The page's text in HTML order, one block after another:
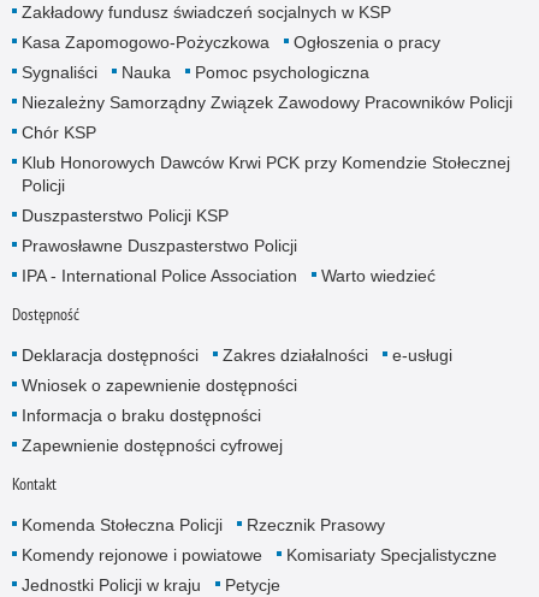
Zakładowy fundusz świadczeń socjalnych w KSP
Kasa Zapomogowo-Pożyczkowa
Ogłoszenia o pracy
Sygnaliści
Nauka
Pomoc psychologiczna
Niezależny Samorządny Związek Zawodowy Pracowników Policji
Chór KSP
Klub Honorowych Dawców Krwi PCK przy Komendzie Stołecznej
Policji
Duszpasterstwo Policji KSP
Prawosławne Duszpasterstwo Policji
IPA - International Police Association
Warto wiedzieć
Dostępność
Deklaracja dostępności Zakres działalności
e-usługi
Wniosek o zapewnienie dostępności
Informacja o braku dostępności
Zapewnienie dostępności cyfrowej
Kontakt
Komenda Stołeczna Policji
Rzecznik Prasowy
Komendy rejonowe i powiatowe
Komisariaty Specjalistyczne
Jednostki Policji w kraju
Petycje